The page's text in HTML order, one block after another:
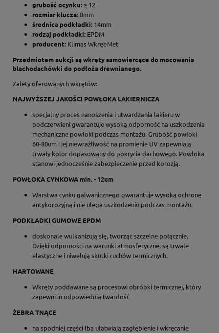
grubość ocynku:≥ 12
rozmiar klucza:8mm
średnica podkładki: 14mm
rodzaj podkładki: EPDM
producent: Klimas Wkręt-Met
Przedmiotem aukcji są wkręty samowiercące do mocowania
blachodachówki do podłoża drewnianego.
Zalety oferowanych wkrętów:
NAJWYŻSZEJ JAKOŚCI POWŁOKA LAKIERNICZA
specjalny proces nanoszenia i utwardzania lakieru w
podczerwieni gwarantuje wysoką odporność na uszkodzenia
mechaniczne powłoki podczas montażu. Grubość powłoki
60-80um i jej niewrażliwość na promienie UV zapewniają
trwały kolor dopasowany do pokrycia dachowego. Powłoka
stanowi jednocześnie zabezpieczenie przed korozją.
POWŁOKA CYNKOWA min. - 12um
Warstwa cynku galwanicznego gwarantuje wysoką ochronę
antykorozyjną i nie ulega uszkodzeniu podczas montażu.
PODKŁADKI GUMOWE EPDM
doskonale wulkanizują się, tworząc szczelne połącznie.
Dzięki odporności na warunki atmosferyczne, są trwale
elastyczne i niwelują skutki ruchów termicznych.
HARTOWANE
Wkręty poddawane są procesowi obróbki termicznej, który
zapewni in odpowiednią twardość
ŻEBRA TNĄCE
na spodniej części łba ułatwiają zagłębienie i wkręcanie